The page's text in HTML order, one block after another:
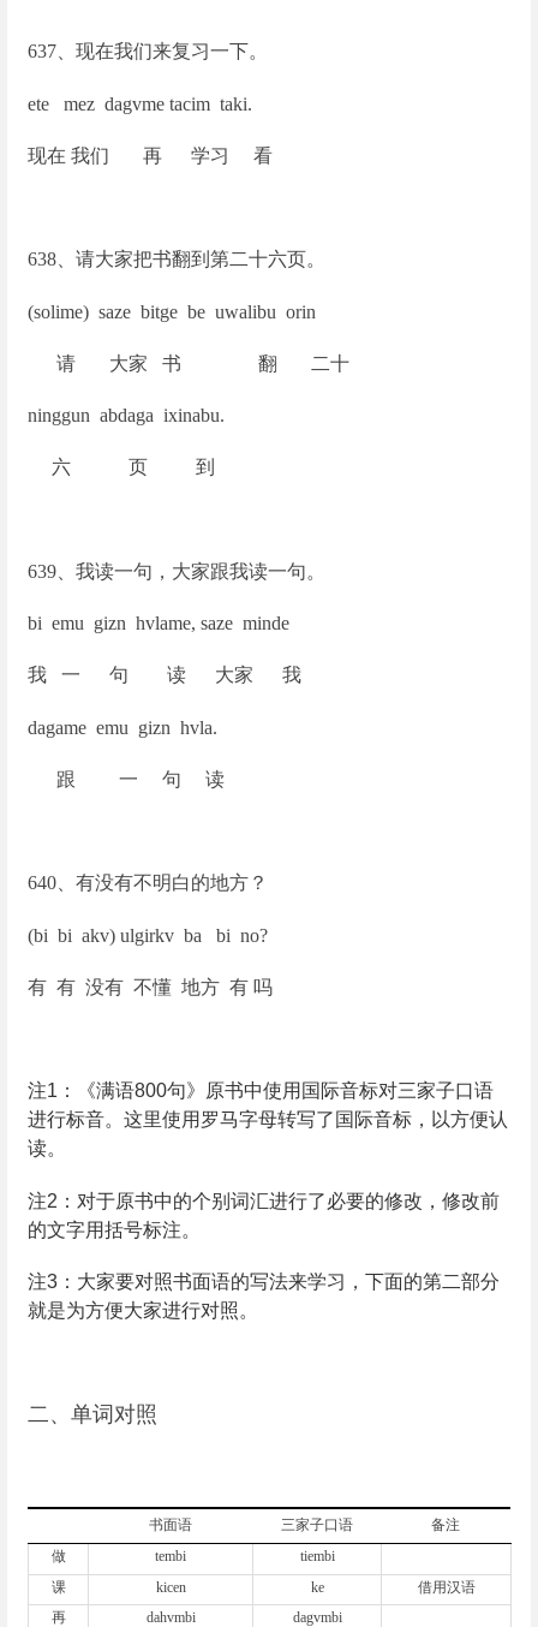
637 、现在我们来复习一下。
ete mez dagvme tacim taki.
现在 我们 再 学习 看
638 、请大家把书翻到第二十六页。
(solime) saze bitge be uwalibu orin
请 大家 书 翻 二十
ninggun abdaga ixinabu.
六 页 到
639 、我读一句，大家跟我读一句。
bi emu gizn hvlame, saze minde
我 一 句 读 大家 我
dagame emu gizn hvla.
跟 一 句 读
640 、有没有不明白的地方？
(bi bi akv) ulgirkv ba bi no?
有 有 没有 不懂 地方 有 吗
注1 ：《满语800句》原书中使用国际音标对三家子口语
进行标音。这里使用罗马字母转写了国际音标，以方便认
读。
注2 ：对于原书中的个别词汇进行了必要的修改，修改前
的文字用括号标注。
注3 ：大家要对照书面语的写法来学习，下面的第二部分
就是为方便大家进行对照。
二、单词对照
书面语 三家子口语
备注
做
tembi
tiembi
课
kicen ke
借用汉语
再
dahvmbi
dagvmbi